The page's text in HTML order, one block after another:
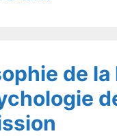
de